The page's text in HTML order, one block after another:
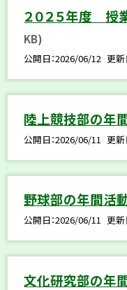
２０２５年度 授
KB)
公開日 2026/06/12 更新
陸上競技部の年
公開日 2026/06/11 更新
野球部の年間活
公開日 2026/06/11 更新
文化研究部の年